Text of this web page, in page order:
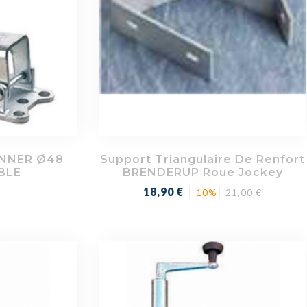
Ø48
Support Triangulaire De Renfort
BRENDERUP Roue Jockey
Prix
18,90 € -10%
Prix
21,00 €